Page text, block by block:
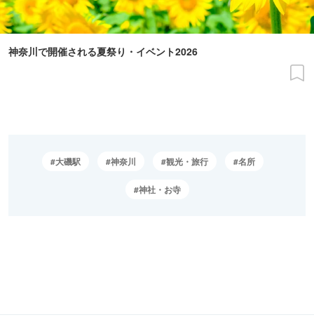
神奈川で開催される夏祭り・イベント2026
大磯駅 神奈川 観光・旅行 名所
神社・お寺